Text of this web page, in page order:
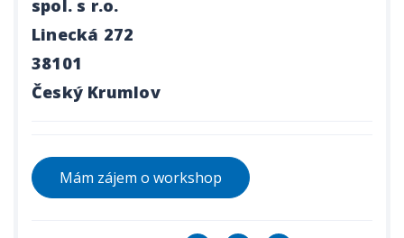
spol. s r.o.
Linecká 272
38101
Český Krumlov
Mám zájem o workshop